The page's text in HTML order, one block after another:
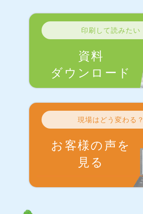
印刷して読みたい
資料
ダウンロード
現場はどう変わる？
お客様の声を
見る